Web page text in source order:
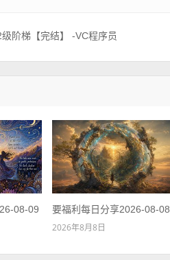
阶梯【完结】 -VC程序员
08-09 要福利每日分享2026-08-08
2026年8月8日